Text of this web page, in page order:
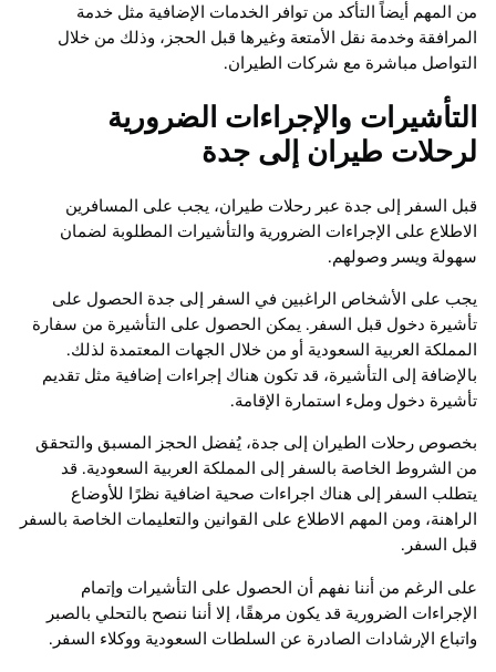
من المهم أيضاً التأكد من توافر الخدمات الإضافية مثل خدمة
المرافقة وخدمة نقل الأمتعة وغيرها قبل الحجز، وذلك من خلال
التواصل مباشرة مع شركات الطيران.
التأشيرات والإجراءات الضرورية
لرحلات طيران إلى جدة
قبل السفر إلى جدة عبر رحلات طيران، يجب على المسافرين
الاطلاع على الإجراءات الضرورية والتأشيرات المطلوبة لضمان
سهولة ويسر وصولهم.
يجب على الأشخاص الراغبين في السفر إلى جدة الحصول على
تأشيرة دخول قبل السفر. يمكن الحصول على التأشيرة من سفارة
المملكة العربية السعودية أو من خلال الجهات المعتمدة لذلك.
بالإضافة إلى التأشيرة، قد تكون هناك إجراءات إضافية مثل تقديم
تأشيرة دخول وملء استمارة الإقامة.
بخصوص رحلات الطيران إلى جدة، يُفضل الحجز المسبق والتحقق
من الشروط الخاصة بالسفر إلى المملكة العربية السعودية. قد
يتطلب السفر إلى هناك اجراءات صحية اضافية نظرًا للأوضاع
الراهنة، ومن المهم الاطلاع على القوانين والتعليمات الخاصة بالسفر
قبل السفر.
على الرغم من أننا نفهم أن الحصول على التأشيرات وإتمام
الإجراءات الضرورية قد يكون مرهقًا، إلا أننا ننصح بالتحلي بالصبر
واتباع الإرشادات الصادرة عن السلطات السعودية ووكلاء السفر.